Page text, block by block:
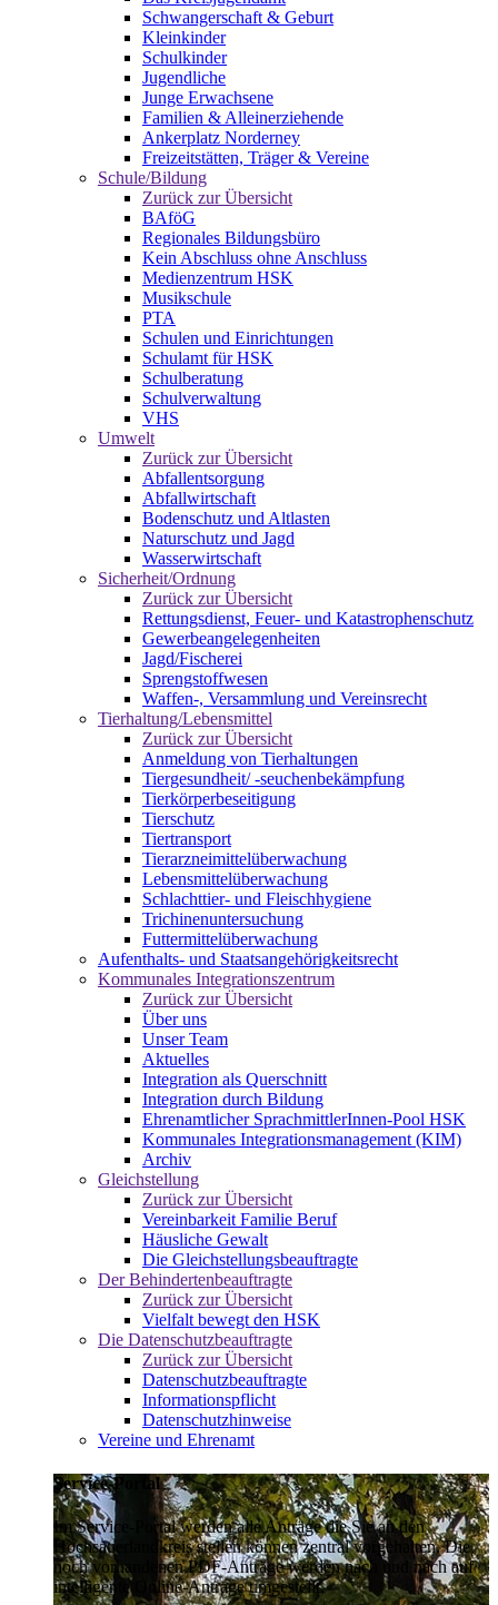
Schwangerschaft & Geburt
Kleinkinder
Schulkinder
Jugendliche
Junge Erwachsene
Familien & Alleinerziehende
Ankerplatz Norderney
Freizeitstätten, Träger & Vereine
Schule/Bildung
Zurück zur Übersicht
BAföG
Regionales Bildungsbüro
Kein Abschluss ohne Anschluss
Medienzentrum HSK
Musikschule
PTA
Schulen und Einrichtungen
Schulamt für HSK
Schulberatung
Schulverwaltung
VHS
Umwelt
Zurück zur Übersicht
Abfallentsorgung
Abfallwirtschaft
Bodenschutz und Altlasten
Naturschutz und Jagd
Wasserwirtschaft
Sicherheit/Ordnung
Zurück zur Übersicht
Rettungsdienst, Feuer- und Katastrophenschutz
Gewerbeangelegenheiten
Jagd/Fischerei
Sprengstoffwesen
Waffen-, Versammlung und Vereinsrecht
Tierhaltung/Lebensmittel
Zurück zur Übersicht
Anmeldung von Tierhaltungen
Tiergesundheit/ -seuchenbekämpfung
Tierkörperbeseitigung
Tierschutz
Tiertransport
Tierarzneimittelüberwachung
Lebensmittelüberwachung
Schlachttier- und Fleischhygiene
Trichinenuntersuchung
Futtermittelüberwachung
Aufenthalts- und Staatsangehörigkeitsrecht
Kommunales Integrationszentrum
Zurück zur Übersicht
Über uns
Unser Team
Aktuelles
Integration als Querschnitt
Integration durch Bildung
Ehrenamtlicher SprachmittlerInnen-Pool HSK
Kommunales Integrationsmanagement (KIM)
Archiv
Gleichstellung
Zurück zur Übersicht
Vereinbarkeit Familie Beruf
Häusliche Gewalt
Die Gleichstellungsbeauftragte
Der Behindertenbeauftragte
Zurück zur Übersicht
Vielfalt bewegt den HSK
Die Datenschutzbeauftragte
Zurück zur Übersicht
Datenschutzbeauftragte
Informationspflicht
Datenschutzhinweise
Vereine und Ehrenamt
Service-Portal
Im Service-Portal werden alle Anträge die Sie an den
Hochsauerlandkreis stellen können zentral vorgehalten. Die
noch vorhandenen PDF-Anträge werden nach und nach auf
intelligente Online-Anträge umgestellt.